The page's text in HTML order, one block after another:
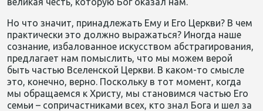
Но что значит, принадлежать Ему и Его Церкви? В чем
практически это должно выражаться? Иногда наше
сознание, избалованное искусством абстрагирования,
предлагает нам помыслить, что мы можем верой
быть частью Вселенской Церкви. В каком-то смысле
это, конечно, верно. Поскольку в тот момент, когда
мы обращаемся к Христу, мы становимся частью Его
семьи – сопричастниками всех, кто знал Бога и шел за